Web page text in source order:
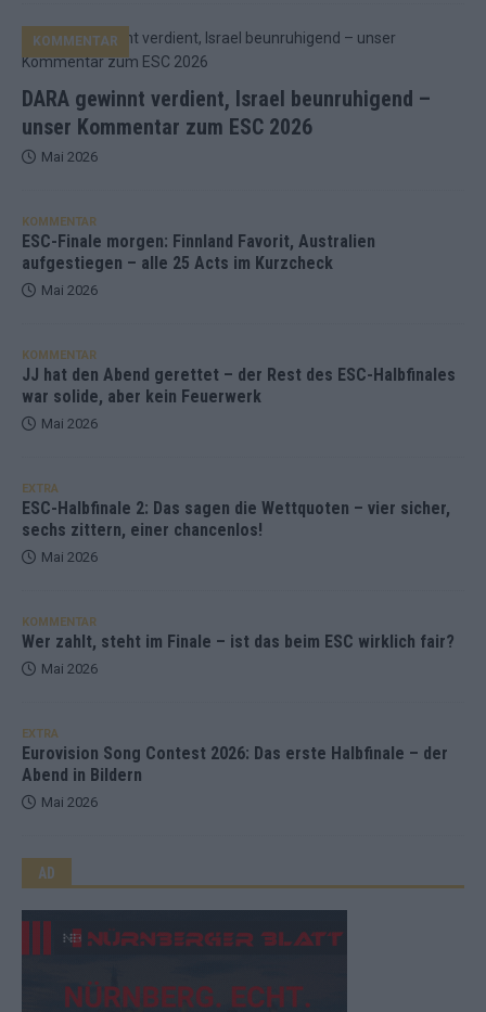
DARA gewinnt verdient, Israel beunruhigend –
unser Kommentar zum ESC 2026
KOMMENTAR
Mai 2026
KOMMENTAR
ESC-Finale morgen: Finnland Favorit, Australien
aufgestiegen – alle 25 Acts im Kurzcheck
Mai 2026
KOMMENTAR
JJ hat den Abend gerettet – der Rest des ESC-Halbfinales
war solide, aber kein Feuerwerk
Mai 2026
EXTRA
ESC-Halbfinale 2: Das sagen die Wettquoten – vier sicher,
sechs zittern, einer chancenlos!
Mai 2026
KOMMENTAR
Wer zahlt, steht im Finale – ist das beim ESC wirklich fair?
Mai 2026
EXTRA
Eurovision Song Contest 2026: Das erste Halbfinale – der
Abend in Bildern
Mai 2026
AD